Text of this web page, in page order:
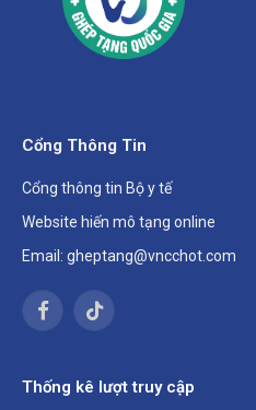
Cổng Thông Tin
Cổng thông tin Bộ y tế
Website hiến mô tạng online
Email: gheptang@vncchot.com
FacebookTikTok
Thống kê lượt truy cập